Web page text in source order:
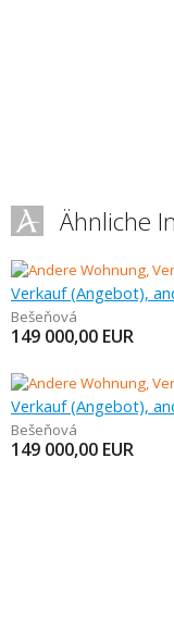
Ähnliche
Verkauf (Angebot),
Bešeňová
149 000,00 EUR
Verkauf (Angebot),
Bešeňová
149 000,00 EUR